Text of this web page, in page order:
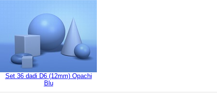
Set 36 dadi D6 (12mm) Opachi
Blu